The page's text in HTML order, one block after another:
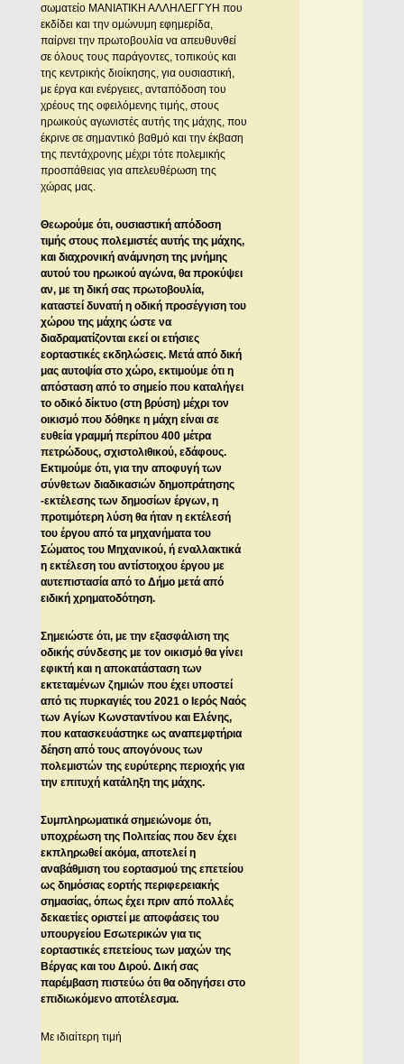
σωματείο ΜΑΝΙΑΤΙΚΗ ΑΛΛΗΛΕΓΓΥΗ που
εκδίδει και την ομώνυμη εφημερίδα,
παίρνει την πρωτοβουλία να απευθυνθεί
σε όλους τους παράγοντες, τοπικούς και
της κεντρικής διοίκησης, για ουσιαστική,
με έργα και ενέργειες, ανταπόδοση του
χρέους της οφειλόμενης τιμής, στους
ηρωικούς αγωνιστές αυτής της μάχης, που
έκρινε σε σημαντικό βαθμό και την έκβαση
της πεντάχρονης μέχρι τότε πολεμικής
προσπάθειας για απελευθέρωση της
χώρας μας.
Θεωρούμε ότι, ουσιαστική απόδοση
τιμής στους πολεμιστές αυτής της μάχης,
και διαχρονική ανάμνηση της μνήμης
αυτού του ηρωικού αγώνα, θα προκύψει
αν, με τη δική σας πρωτοβουλία,
καταστεί δυνατή η οδική προσέγγιση του
χώρου της μάχης ώστε να
διαδραματίζονται εκεί οι ετήσιες
εορταστικές εκδηλώσεις. Μετά από δική
μας αυτοψία στο χώρο, εκτιμούμε ότι η
απόσταση από το σημείο που καταλήγει
το οδικό δίκτυο (στη βρύση) μέχρι τον
οικισμό που δόθηκε η μάχη είναι σε
ευθεία γραμμή περίπου 400 μέτρα
πετρώδους, σχιστολιθικού, εδάφους.
Εκτιμούμε ότι, για την αποφυγή των
σύνθετων διαδικασιών δημοπράτησης
-εκτέλεσης των δημοσίων έργων, η
προτιμότερη λύση θα ήταν η εκτέλεσή
του έργου από τα μηχανήματα του
Σώματος του Μηχανικού, ή εναλλακτικά
η εκτέλεση του αντίστοιχου έργου με
αυτεπιστασία από το Δήμο μετά από
ειδική χρηματοδότηση.
Σημειώστε ότι, με την εξασφάλιση της
οδικής σύνδεσης με τον οικισμό θα γίνει
εφικτή και η αποκατάσταση των
εκτεταμένων ζημιών που έχει υποστεί
από τις πυρκαγιές του 2021 ο Ιερός Ναός
των Αγίων Κωνσταντίνου και Ελένης,
που κατασκευάστηκε ως αναπεμφτήρια
δέηση από τους απογόνους των
πολεμιστών της ευρύτερης περιοχής για
την επιτυχή κατάληξη της μάχης.
Συμπληρωματικά σημειώνομε ότι,
υποχρέωση της Πολιτείας που δεν έχει
εκπληρωθεί ακόμα, αποτελεί η
αναβάθμιση του εορτασμού της επετείου
ως δημόσιας εορτής περιφερειακής
σημασίας, όπως έχει πριν από πολλές
δεκαετίες οριστεί με αποφάσεις του
υπουργείου Εσωτερικών για τις
εορταστικές επετείους των μαχών της
Βέργας και του Διρού. Δική σας
παρέμβαση πιστεύω ότι θα οδηγήσει στο
επιδιωκόμενο αποτέλεσμα.
Με ιδιαίτερη τιμή